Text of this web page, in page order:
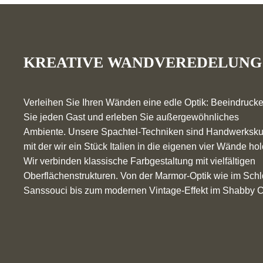
KREATIVE WANDVEREDELUNG
Verleihen Sie Ihren Wänden eine edle Optik:
Sie jeden Gast und erleben Sie außergewöhnliches
Ambiente. Unsere Spachtel-Techniken sind
mit der wir ein Stück Italien in die eigenen vier Wände
Wir verbinden klassische Farbgestaltung mit vielfältigen
Oberflächenstrukturen. Von der Marmor-Optik wie im
Sanssouci bis zum modernen Vintage-Effekt im Shabby